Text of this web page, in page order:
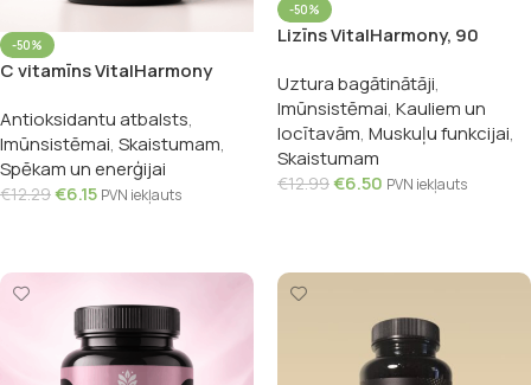
-50%
C vitamīns VitalHarmony
Antioksidantu atbalsts,
Imūnsistēmai, Skaistumam,
Spēkam un enerģijai
€12.29€6.15 PVN iekļauts
-50%
Lizīns VitalHarmony, 90
Uztura bagātinātāji,
Imūnsistēmai, Kauliem un
locītavām, Muskuļu funkcijai,
Skaistumam
€12.99€6.50 PVN iekļauts